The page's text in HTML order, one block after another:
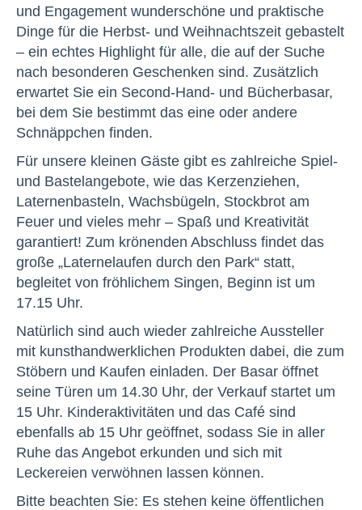
und Engagement wunderschöne und praktische
Dinge für die Herbst- und Weihnachtszeit gebastelt
– ein echtes Highlight für alle, die auf der Suche
nach besonderen Geschenken sind. Zusätzlich
erwartet Sie ein Second-Hand- und Bücherbasar,
bei dem Sie bestimmt das eine oder andere
Schnäppchen finden.
Für unsere kleinen Gäste gibt es zahlreiche Spiel-
und Bastelangebote, wie das Kerzenziehen,
Laternenbasteln, Wachsbügeln, Stockbrot am
Feuer und vieles mehr – Spaß und Kreativität
garantiert! Zum krönenden Abschluss findet das
große „Laternelaufen durch den Park“ statt,
begleitet von fröhlichem Singen, Beginn ist um
17.15 Uhr.
Natürlich sind auch wieder zahlreiche Aussteller
mit kunsthandwerklichen Produkten dabei, die zum
Stöbern und Kaufen einladen. Der Basar öffnet
seine Türen um 14.30 Uhr, der Verkauf startet um
15 Uhr. Kinderaktivitäten und das Café sind
ebenfalls ab 15 Uhr geöffnet, sodass Sie in aller
Ruhe das Angebot erkunden und sich mit
Leckereien verwöhnen lassen können.
Bitte beachten Sie: Es stehen keine öffentlichen